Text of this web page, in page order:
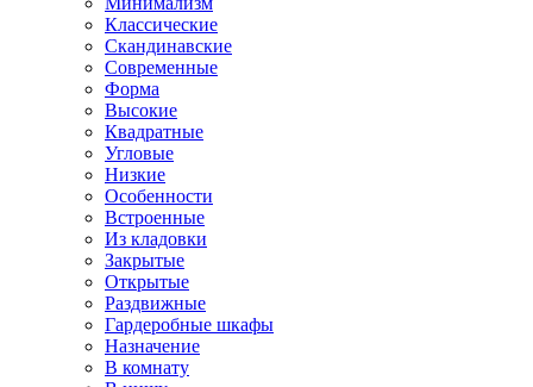
Классические
Скандинавские
Современные
Форма
Высокие
Квадратные
Угловые
Низкие
Особенности
Встроенные
Из кладовки
Закрытые
Открытые
Раздвижные
Гардеробные шкафы
Назначение
В комнату